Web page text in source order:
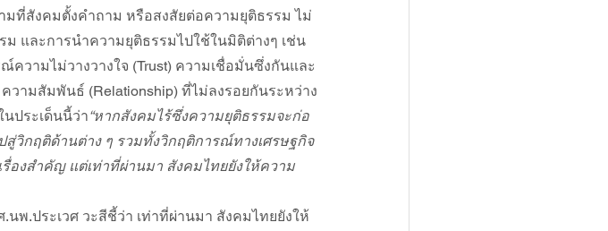
มที่สังคมตั้งคำถาม หรือสงสัยต่อความยุติธรรม ไม่
และการนำความยุติธรรมไปใช้ในมิติต่างๆ เช่น
ความไม่วางวางใจ (Trust) ความเชื่อมั่นซึ่งกันและ
ามสัมพันธ์ (Relationship) ที่ไม่ลงรอยกันระหว่าง
ประเด็นนี้ว่า“หากสังคมไร้ซึ่งความยุติธรรมจะก่อ
สู่วิกฤติด้านต่าง ๆ รวมทั้งวิกฤติการณ์ทางเศรษฐกิจ
องสำคัญ แต่เท่าที่ผ่านมา สังคมไทยยังให้ความ